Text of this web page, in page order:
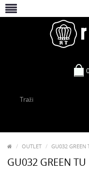
OUTLET GU032 GREEN
GU032 GREEN TU